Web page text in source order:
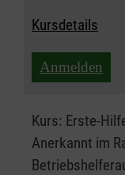
Kursdetails
Anmelden
Kurs: Erste-
Anerkannt im